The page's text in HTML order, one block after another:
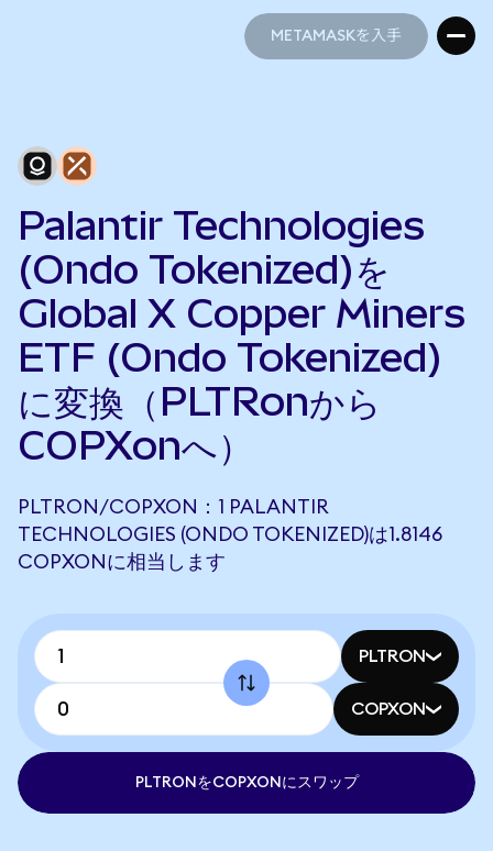
METAMASKを入手
Palantir Technologies
(Ondo Tokenized)を
Global X Copper Miners
ETF (Ondo Tokenized)
に変換（PLTRonから
COPXonへ）
PLTRON/COPXON：1 PALANTIR
TECHNOLOGIES (ONDO TOKENIZED)は1.8146
COPXONに相当します
PLTRON
COPXON
PLTRONをCOPXONにスワップ